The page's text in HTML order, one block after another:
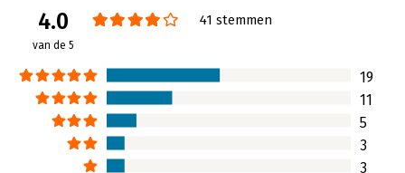
4.0
van de 5
41 stemmen
19
11
5
3
3